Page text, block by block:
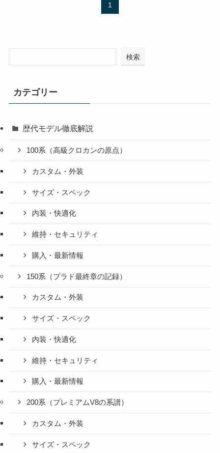
1
検索
カテゴリー
歴代モデル徹底解説
100系（高級クロカンの原点）
カスタム・外装
サイズ・スペック
内装・快適化
維持・セキュリティ
購入・最新情報
150系（プラド最終章の記録）
カスタム・外装
サイズ・スペック
内装・快適化
維持・セキュリティ
購入・最新情報
200系（プレミアムV8の系譜）
カスタム・外装
サイズ・スペック